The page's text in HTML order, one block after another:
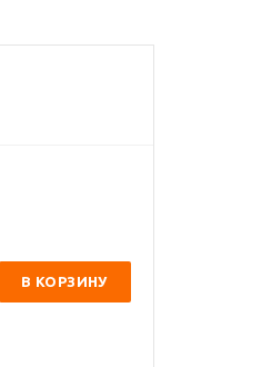
В КОРЗИНУ